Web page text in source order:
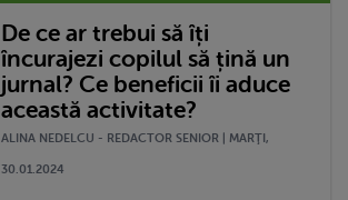
De ce ar trebui să îți
încurajezi copilul să țină un
jurnal? Ce beneficii îi aduce
această activitate?
ALINA NEDELCU - REDACTOR SENIOR | MARŢI,
30.01.2024